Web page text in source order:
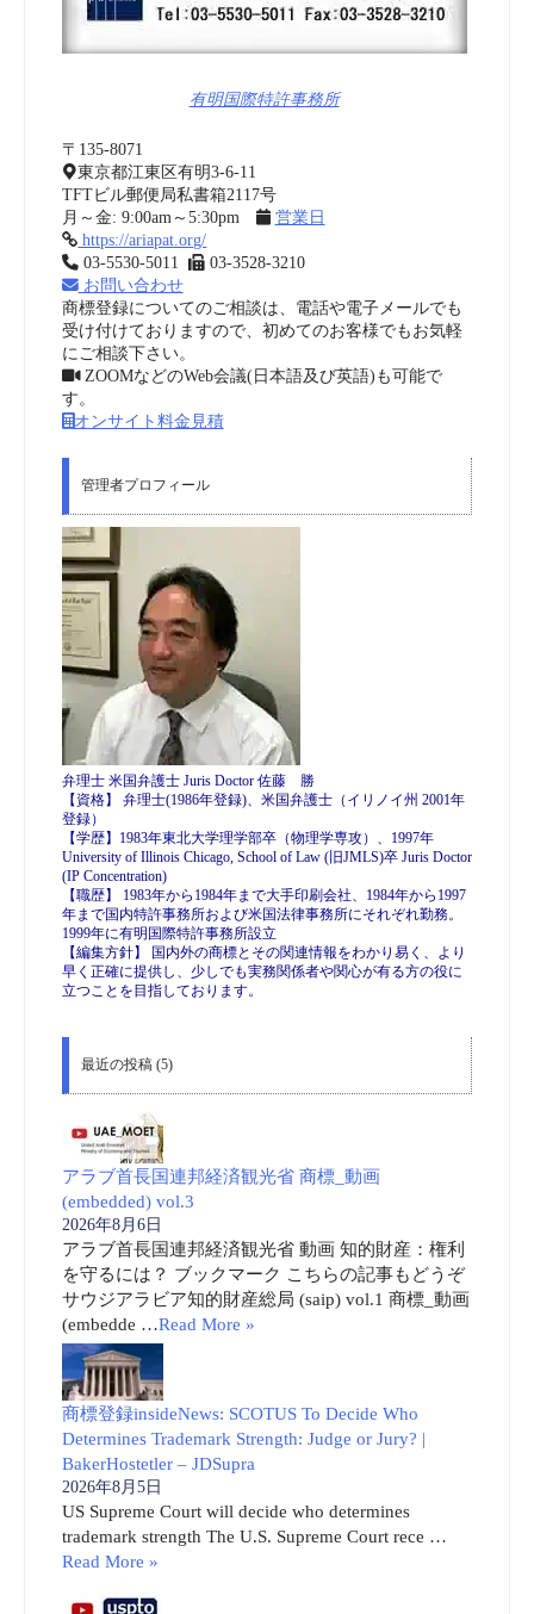
有明国際特許事務所
〒135-8071
東京都江東区有明3-6-11
TFTビル郵便局私書箱2117号
月～金: 9:00am～5:30pm
営業日
https://ariapat.org/
03-5530-5011
03-3528-3210
お問い合わせ
商標登録についてのご相談は、電話や電子メールでも
受け付けておりますので、初めてのお客様でもお気軽
にご相談下さい。
ZOOMなどのWeb会議(日本語及び英語)も可能で
す。
オンサイト料金見積
管理者プロフィール
弁理士 米国弁護士 Juris Doctor 佐藤 勝
【資格】 弁理士(1986年登録)、米国弁護士（イリノイ州 2001年
登録）
【学歴】1983年東北大学理学部卒（物理学専攻）、1997年
University of Illinois Chicago, School of Law (旧JMLS)卒 Juris Doctor
(IP Concentration)
【職歴】 1983年から1984年まで大手印刷会社、1984年から1997
年まで国内特許事務所および米国法律事務所にそれぞれ勤務。
1999年に有明国際特許事務所設立
【編集方針】 国内外の商標とその関連情報をわかり易く、より
早く正確に提供し、少しでも実務関係者や関心が有る方の役に
立つことを目指しております。
最近の投稿 (5)
アラブ首長国連邦経済観光省 商標_動画
(embedded) vol.3
2026年8月6日
アラブ首長国連邦経済観光省 動画 知的財産：権利
を守るには？ ブックマーク こちらの記事もどうぞ
サウジアラビア知的財産総局 (saip) vol.1 商標_動画
(embedde …Read More »
商標登録insideNews: SCOTUS To Decide Who
Determines Trademark Strength: Judge or Jury? |
BakerHostetler – JDSupra
2026年8月5日
US Supreme Court will decide who determines
trademark strength The U.S. Supreme Court rece …
Read More »